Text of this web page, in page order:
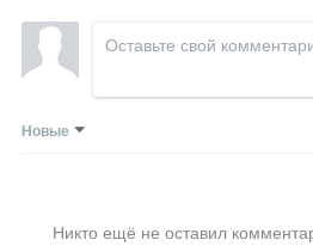
Новые
Никто ещё не оставил